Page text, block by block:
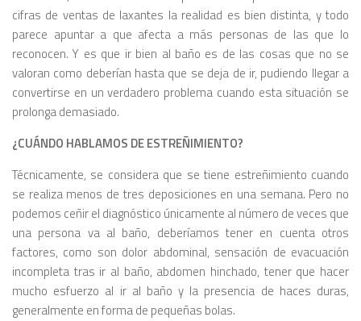
cifras de ventas de laxantes la realidad es bien distinta, y todo
parece apuntar a que afecta a más personas de las que lo
reconocen. Y es que ir bien al baño es de las cosas que no se
valoran como deberían hasta que se deja de ir, pudiendo llegar a
convertirse en un verdadero problema cuando esta situación se
prolonga demasiado.
¿CUÁNDO HABLAMOS DE ESTREÑIMIENTO?
Técnicamente, se considera que se tiene estreñimiento cuando
se realiza menos de tres deposiciones en una semana. Pero no
podemos ceñir el diagnóstico únicamente al número de veces que
una persona va al baño, deberíamos tener en cuenta otros
factores, como son dolor abdominal, sensación de evacuación
incompleta tras ir al baño, abdomen hinchado, tener que hacer
mucho esfuerzo al ir al baño y la presencia de haces duras,
generalmente en forma de pequeñas bolas.